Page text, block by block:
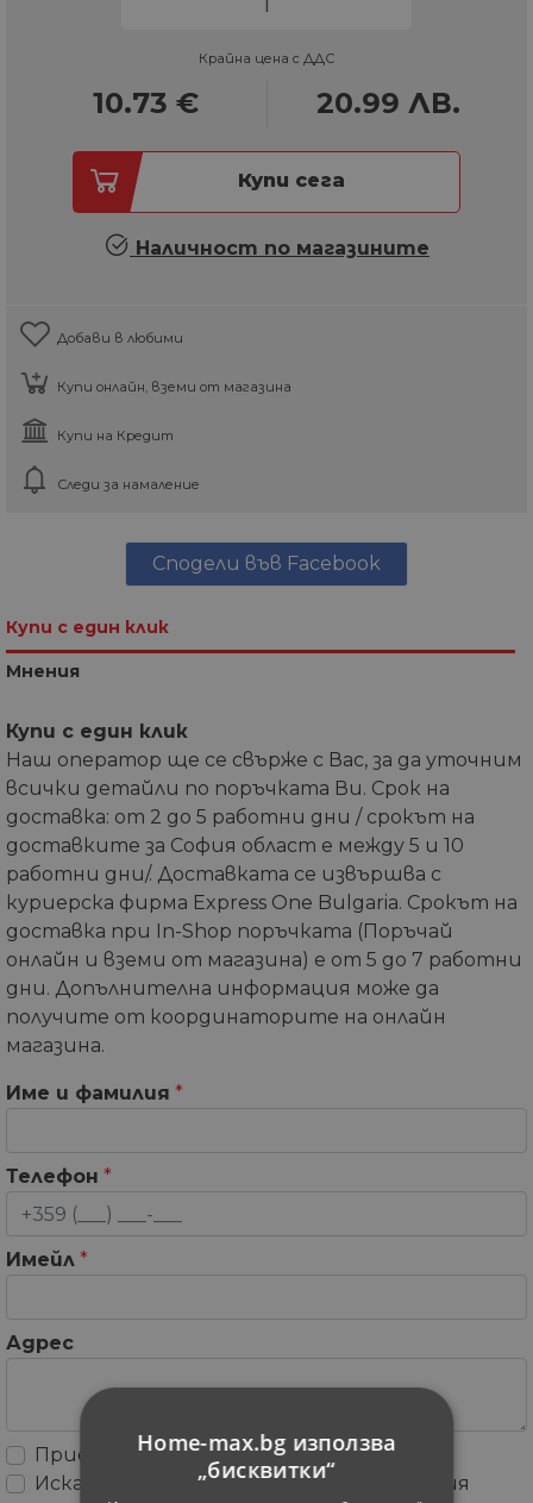
Крайна цена с ДДС
10.73 € 20.99 ЛВ.
Купи сега
Наличност по магазините
Добави в любими
Купи онлайн, вземи от магазина
Купи на Кредит
Следи за намаление
Сподели във Facebook
Купи с един клик
Мнения
Купи с един клик
Наш оператор ще се свърже с Вас, за да уточним
всички детайли по поръчката Ви. Срок на
доставка: от 2 до 5 работни дни / срокът на
доставките за София област е между 5 и 10
работни дни/. Доставката се извършва с
куриерска фирма Express One Bulgaria. Срокът на
доставка при In-Shop поръчката (Поръчай
онлайн и вземи от магазина) е от 5 до 7 работни
дни. Допълнителна информация може да
получите от координаторите на онлайн
магазина.
Име и фамилия *
Телефон *
Имейл *
Адрес
Приемам
Общите условия
Искам да получавам рекламни съобщения
Home-max.bg използва
„бисквитки“